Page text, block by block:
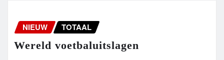
NIEUW TOTAAL
Wereld voetbaluitslagen